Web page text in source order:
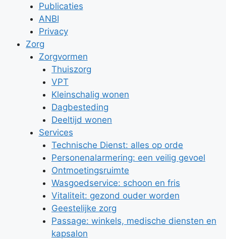
Publicaties
ANBI
Privacy
Zorg
Zorgvormen
Thuiszorg
VPT
Kleinschalig wonen
Dagbesteding
Deeltijd wonen
Services
Technische Dienst: alles op orde
Personenalarmering: een veilig gevoel
Ontmoetingsruimte
Wasgoedservice: schoon en fris
Vitaliteit: gezond ouder worden
Geestelijke zorg
Passage: winkels, medische diensten en
kapsalon